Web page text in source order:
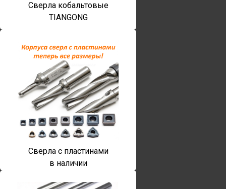
Сверла кобальтовые
TIANGONG
Сверла с пластинами
в наличии